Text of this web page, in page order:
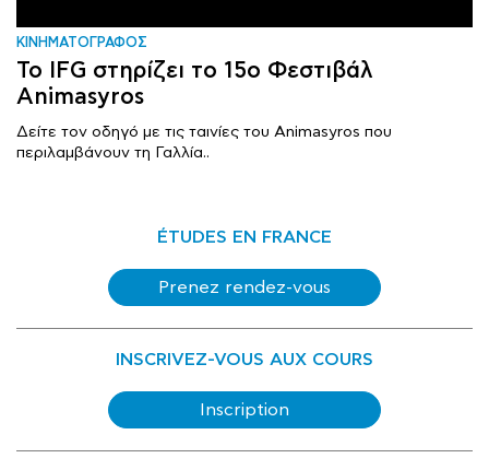
ΚΙΝΗΜΑΤΟΓΡΑΦΟΣ
Το IFG στηρίζει το 15ο Φεστιβάλ
Animasyros
Δείτε τον οδηγό με τις ταινίες του Animasyros που
περιλαμβάνουν τη Γαλλία..
ÉTUDES EN FRANCE
Prenez rendez-vous
INSCRIVEZ-VOUS AUX COURS
Inscription